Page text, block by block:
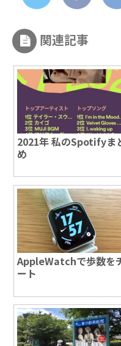
関連記事
2021年 私のSpotifyま
め
AppleWatchで歩数を
ート